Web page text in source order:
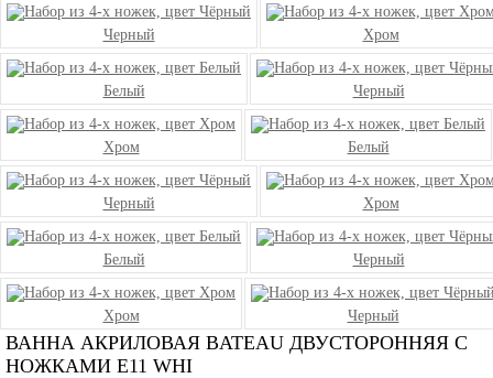
Черный Хром
Белый Черный
Хром Белый
Черный Хром
Белый Черный
Хром Черный
ВАННА АКРИЛОВАЯ BATEAU ДВУСТОРОННЯЯ С
НОЖКАМИ E11 WHI